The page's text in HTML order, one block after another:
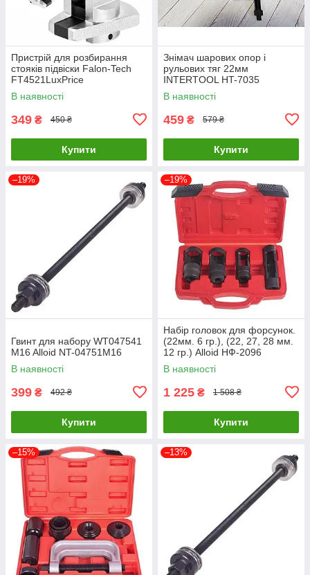
Пристрій для розбирання
стояків підвіски Falon-Tech
FT4521LuxPrice
В наявності
349 ₴ 450 ₴
Купити
Знімач шарових опор і
рульових тяг 22мм
INTERTOOL HT-7035
LuxPrice
В наявності
459 ₴ 579 ₴
Купити
–19%
Гвинт для набору WT047541
M16 Alloid NT-04751M16
В наявності
399 ₴ 492 ₴
Купити
–19%
Набір головок для форсунок.
(22мм. 6 гр.), (22, 27, 28 мм.
12 гр.) Alloid НФ-2096
LuxPrice
В наявності
1 225 ₴ 1 508 ₴
Купити
–15% –13%